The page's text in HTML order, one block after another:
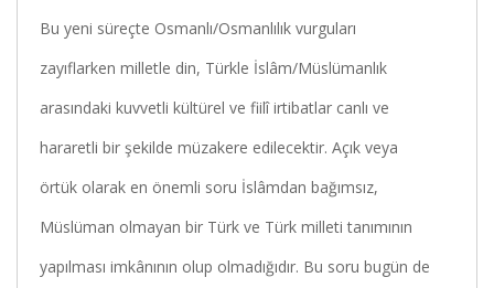
Bu yeni süreçte Osmanlı/Osmanlılık vurguları
zayıflarken milletle din, Türkle İslâm/Müslümanlık
arasındaki kuvvetli kültürel ve fiilî irtibatlar canlı ve
hararetli bir şekilde müzakere edilecektir. Açık veya
örtük olarak en önemli soru İslâmdan bağımsız,
Müslüman olmayan bir Türk ve Türk milleti tanımının
yapılması imkânının olup olmadığıdır. Bu soru bugün de